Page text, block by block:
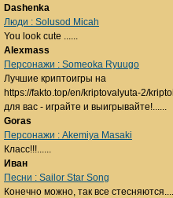
Dashenka
Люди : Solusod Micah
You look cute ......
Alexmass
Персонажи : Someoka Ryuugo
Лучшие криптоигры на
https://fakto.top/en/kriptovalyuta-2/
для вас - играйте и выигрывайте!......
Goras
Персонажи : Akemiya Masaki
Класс!!!......
Иван
Песни : Sailor Star Song
Конечно можно, так все